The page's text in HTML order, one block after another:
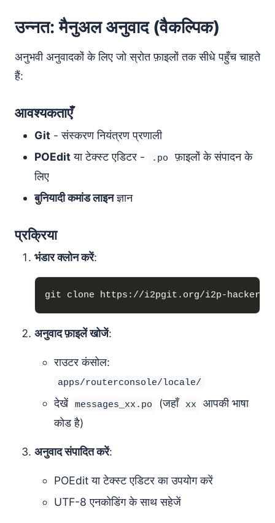
उन्नत: मैनुअल अनुवाद (वैकल्पिक)
अनुभवी अनुवादकों के लिए जो स्रोत फ़ाइलों तक सीधे पहुँच चाहते
हैं:
आवश्यकताएँ
Git - संस्करण नियंत्रण प्रणाली
POEditया टेक्स्ट एडिटर - .po
फ़ाइलों के संपादन के
लिए
बुनियादी कमांड लाइनज्ञान
प्रक्रिया
भंडार क्लोन करें:
अनुवाद फ़ाइलें खोजें:
राउटर कंसोल:
apps/routerconsole/locale/
देखें messages_xx.po (जहाँ xx
आपकी भाषा
कोड है)
अनुवाद संपादित करें:
POEdit या टेक्स्ट एडिटर का उपयोग करें
UTF-8 एनकोडिंग के साथ सहेजें